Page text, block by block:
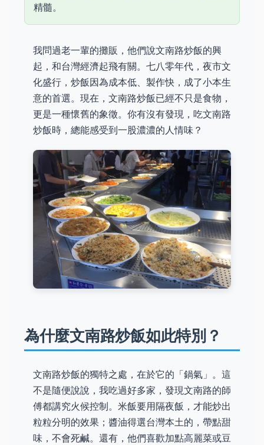
精髓。
我問過老一輩的攤販，他們說文南路炒飯的興
起，和台灣經濟起飛有關。七八零年代，夜市文
化盛行，炒飯因為成本低、製作快，成了小本生
意的首選。現在，文南路炒飯已經不只是食物，
更是一種懷舊的象徵。你有沒有發現，吃文南路
炒飯時，總能感受到一股濃濃的人情味？
為什麼文南路炒飯如此特別？
文南路炒飯的獨特之處，在於它的「鍋氣」。這
不是隨便說說，我吃過好多家，發現文南路的師
傅都講究火候控制。米飯要用隔夜飯，才能炒出
粒粒分明的效果；醬油得選台灣本土的，帶點甜
味，不會死鹹。還有，他們喜歡加點高麗菜或豆